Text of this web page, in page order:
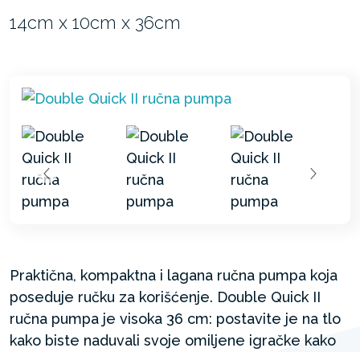
14cm x 10cm x 36cm
Praktična, kompaktna i lagana ručna pumpa koja
poseduje ručku za korišćenje. Double Quick II
ručna pumpa je visoka 36 cm: postavite je na tlo
kako biste naduvali svoje omiljene igračke kako